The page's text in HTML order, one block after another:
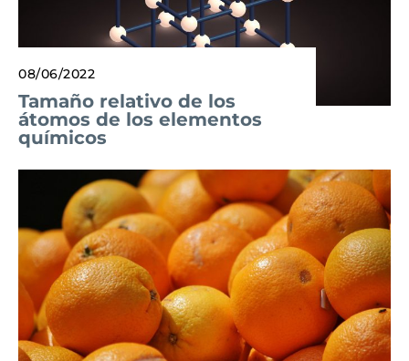
08/06/2022
Tamaño relativo de los
átomos de los elementos
químicos